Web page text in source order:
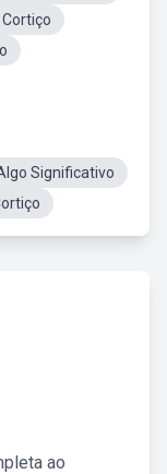
Significativo
ao